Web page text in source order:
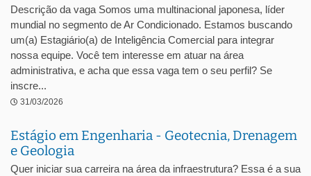
Descrição da vaga Somos uma multinacional japonesa, líder
mundial no segmento de Ar Condicionado. Estamos buscando
um(a) Estagiário(a) de Inteligência Comercial para integrar
nossa equipe. Você tem interesse em atuar na área
administrativa, e acha que essa vaga tem o seu perfil? Se
inscre...
31/03/2026
Estágio em Engenharia - Geotecnia, Drenagem
e Geologia
Quer iniciar sua carreira na área da infraestrutura? Essa é a sua